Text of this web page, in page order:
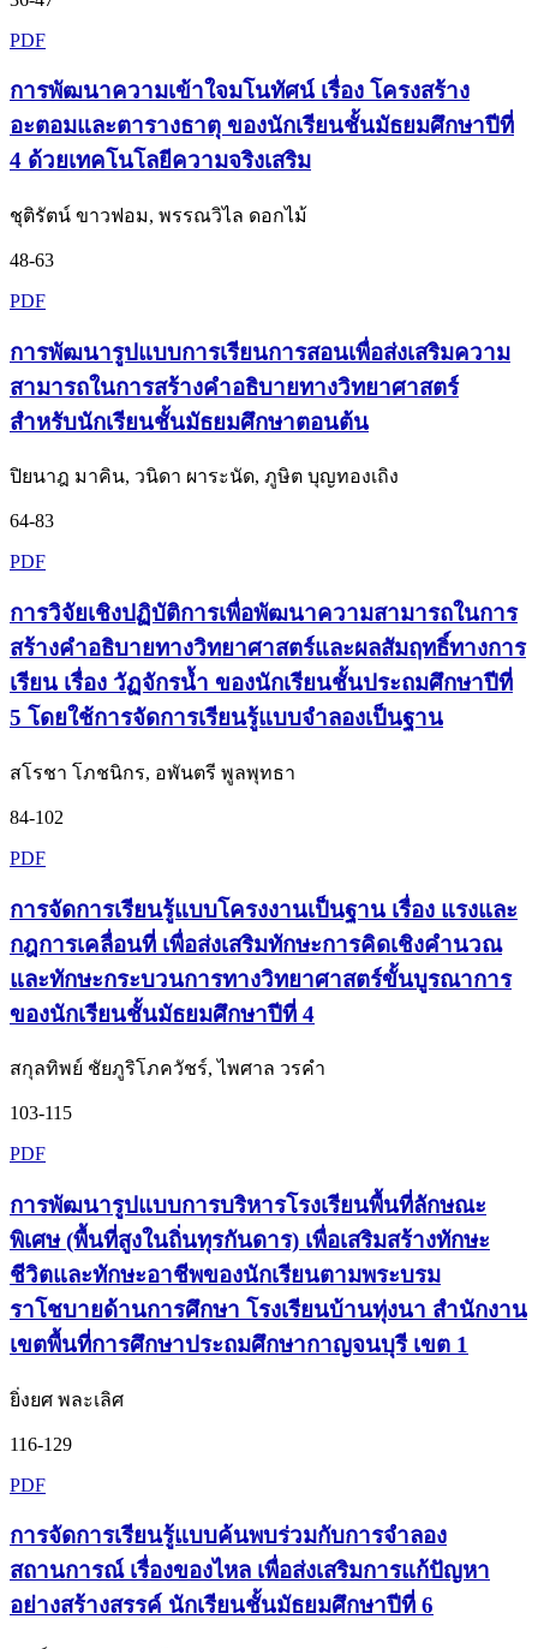
PDF
การพัฒนาความเข้าใจมโนทัศน์ เรื่อง โครงสร้าง
อะตอมและตารางธาตุ ของนักเรียนชั้นมัธยมศึกษาปีที่
4 ด้วยเทคโนโลยีความจริงเสริม
ชุติรัตน์ ขาวฟอม, พรรณวิไล ดอกไม้
48-63
PDF
การพัฒนารูปแบบการเรียนการสอนเพื่อส่งเสริมความ
สามารถในการสร้างคำอธิบายทางวิทยาศาสตร์
สำหรับนักเรียนชั้นมัธยมศึกษาตอนต้น
ปิยนาฎ มาคิน, วนิดา ผาระนัด, ภูษิต บุญทองเถิง
64-83
PDF
การวิจัยเชิงปฏิบัติการเพื่อพัฒนาความสามารถในการ
สร้างคำอธิบายทางวิทยาศาสตร์และผลสัมฤทธิ์ทางการ
เรียน เรื่อง วัฏจักรน้ำ ของนักเรียนชั้นประถมศึกษาปีที่
5 โดยใช้การจัดการเรียนรู้แบบจำลองเป็นฐาน
สโรชา โภชนิกร, อพันตรี พูลพุทธา
84-102
PDF
การจัดการเรียนรู้แบบโครงงานเป็นฐาน เรื่อง แรงและ
กฎการเคลื่อนที่ เพื่อส่งเสริมทักษะการคิดเชิงคำนวณ
และทักษะกระบวนการทางวิทยาศาสตร์ขั้นบูรณาการ
ของนักเรียนชั้นมัธยมศึกษาปีที่ 4
สกุลทิพย์ ชัยภูริโภควัชร์, ไพศาล วรคำ
103-115
PDF
การพัฒนารูปแบบการบริหารโรงเรียนพื้นที่ลักษณะ
พิเศษ (พื้นที่สูงในถิ่นทุรกันดาร) เพื่อเสริมสร้างทักษะ
ชีวิตและทักษะอาชีพของนักเรียนตามพระบรม
ราโชบายด้านการศึกษา โรงเรียนบ้านทุ่งนา สำนักงาน
เขตพื้นที่การศึกษาประถมศึกษากาญจนบุรี เขต 1
ยิ่งยศ พละเลิศ
116-129
PDF
การจัดการเรียนรู้แบบค้นพบร่วมกับการจำลอง
สถานการณ์ เรื่องของไหล เพื่อส่งเสริมการแก้ปัญหา
อย่างสร้างสรรค์ นักเรียนชั้นมัธยมศึกษาปีที่ 6